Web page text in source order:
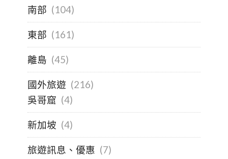
南部 (104)
東部 (161)
離島 (45)
國外旅遊 (216)
吳哥窟 (4)
新加坡 (4)
旅遊訊息、優惠 (7)